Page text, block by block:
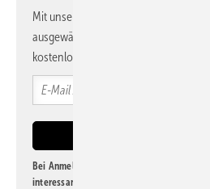
Mit unserem Newsletter erhalten Sie
ausgewählte Informationen und
kostenlos direkt ins Postfach.
Bei Anmeldung zu diesem Newsletter bin
interessante Verlags- und Online-Angebote